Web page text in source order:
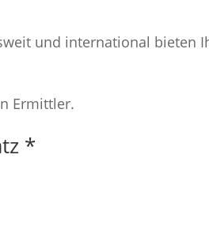
und international bieten
Ermittler.
*